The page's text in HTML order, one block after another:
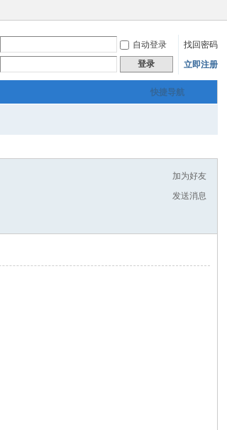
自动登录
找回密码
登录 立即注册
快捷导航
加为好友
发送消息